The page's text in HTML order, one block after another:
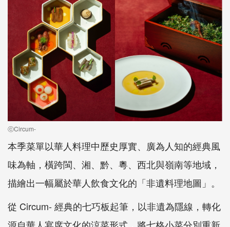
ⓒCircum-
本季菜單以華人料理中歷史厚實、廣為人知的經典風
味為軸，橫跨閩、湘、黔、粵、西北與嶺南等地域，
描繪出一幅屬於華人飲食文化的「非遺料理地圖」。
從 Circum- 經典的七巧板起筆，以非遺為隱線，轉化
源自華人宴席文化的涼菜形式，將七格小菜分別重新